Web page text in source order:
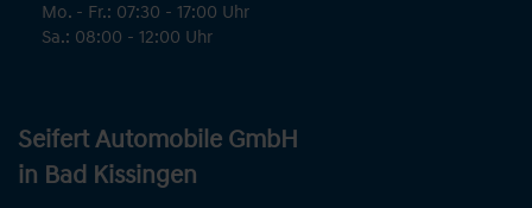
Mo. - Fr.: 07:30 - 17:00 Uhr
Sa.: 08:00 - 12:00 Uhr
Seifert Automobile GmbH
in Bad Kissingen